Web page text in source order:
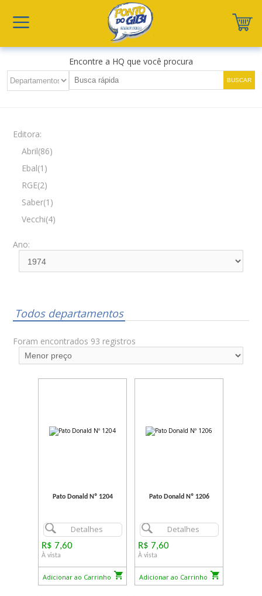
Encontre a HQ que você procura
Editora:
Abril(86)
Ebal(1)
RGE(2)
Saber(1)
Vecchi(4)
Ano:
Todos departamentos
Foram encontrados 93 registros
Pato Donald Nº 1204
Detalhes
R$ 7,60
À vista
Adicionar ao Carrinho
Pato Donald Nº 1206
Detalhes
R$ 7,60
À vista
Adicionar ao Carrinho